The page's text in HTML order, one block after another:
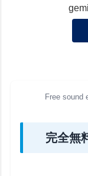
Free sound
完全無